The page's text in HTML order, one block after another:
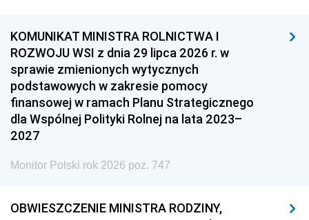
KOMUNIKAT MINISTRA ROLNICTWA I
ROZWOJU WSI z dnia 29 lipca 2026 r. w
sprawie zmienionych wytycznych
podstawowych w zakresie pomocy
finansowej w ramach Planu Strategicznego
dla Wspólnej Polityki Rolnej na lata 2023–
2027
Monitor Polski rok 2026 poz. 747
OBWIESZCZENIE MINISTRA RODZINY,